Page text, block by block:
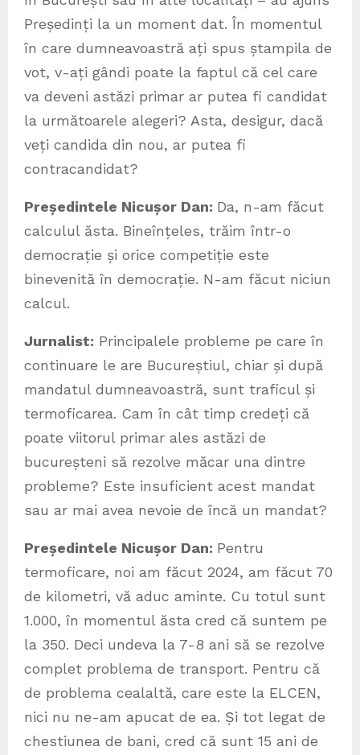
Președinți la un moment dat. În momentul
în care dumneavoastră ați spus ștampila de
vot, v-ați gândi poate la faptul că cel care
va deveni astăzi primar ar putea fi candidat
la următoarele alegeri? Asta, desigur, dacă
veți candida din nou, ar putea fi
contracandidat?
Președintele Nicușor Dan: Da, n-am făcut
calculul ăsta. Bineînțeles, trăim într-o
democrație și orice competiție este
binevenită în democrație. N-am făcut niciun
calcul.
Jurnalist: Principalele probleme pe care în
continuare le are Bucureștiul, chiar și după
mandatul dumneavoastră, sunt traficul și
termoficarea. Cam în cât timp credeți că
poate viitorul primar ales astăzi de
bucureșteni să rezolve măcar una dintre
probleme? Este insuficient acest mandat
sau ar mai avea nevoie de încă un mandat?
Președintele Nicușor Dan: Pentru
termoficare, noi am făcut 2024, am făcut 70
de kilometri, vă aduc aminte. Cu totul sunt
1.000, în momentul ăsta cred că suntem pe
la 350. Deci undeva la 7-8 ani să se rezolve
complet problema de transport. Pentru că
de problema cealaltă, care este la ELCEN,
nici nu ne-am apucat de ea. Și tot legat de
chestiunea de bani, cred că sunt 15 ani de